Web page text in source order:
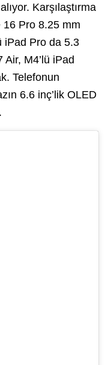
Karşılaştırma
Pro 8.25 mm
iPad Pro da 5.3
Air, M4’lü iPad
Telefonun
6.6 inç’lik OLED